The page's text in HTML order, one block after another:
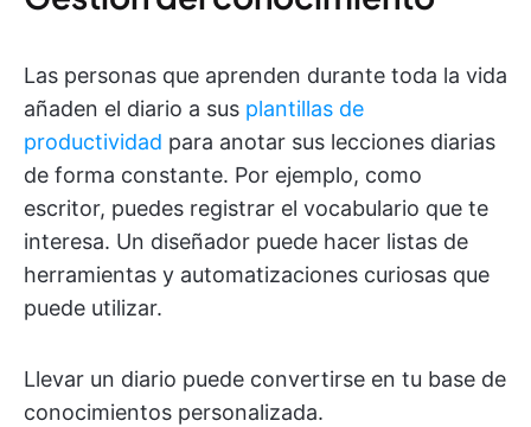
Las personas que aprenden durante toda la vida
añaden el diario a sus plantillas de
productividad para anotar sus lecciones diarias
de forma constante. Por ejemplo, como
escritor, puedes registrar el vocabulario que te
interesa. Un diseñador puede hacer listas de
herramientas y automatizaciones curiosas que
puede utilizar.
Llevar un diario puede convertirse en tu base de
conocimientos personalizada.